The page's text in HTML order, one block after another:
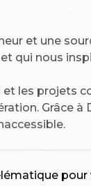
et une
qui nous
les
Grâce